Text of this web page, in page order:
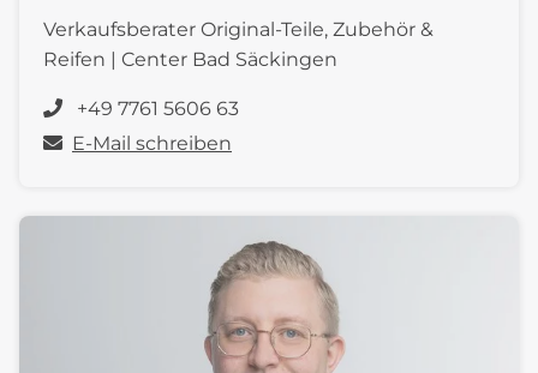
Verkaufsberater Original-Teile, Zubehör &
Reifen | Center Bad Säckingen
+49 7761 5606 63
E-Mail schreiben